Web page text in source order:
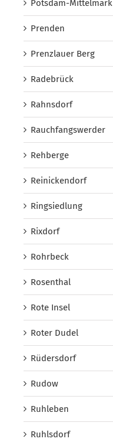
Potsdam-Mittelmark
Prenden
Prenzlauer Berg
Radebrück
Rahnsdorf
Rauchfangswerder
Rehberge
Reinickendorf
Ringsiedlung
Rixdorf
Rohrbeck
Rosenthal
Rote Insel
Roter Dudel
Rüdersdorf
Rudow
Ruhleben
Ruhlsdorf